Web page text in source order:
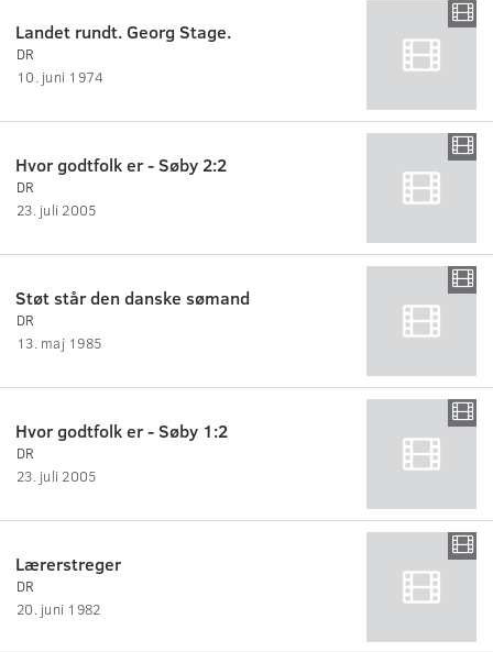
Landet rundt. Georg Stage.
DR
10. juni 1974
Hvor godtfolk er - Søby 2:2
DR
23. juli 2005
Støt står den danske sømand
DR
13. maj 1985
Hvor godtfolk er - Søby 1:2
DR
23. juli 2005
Lærerstreger
DR
20. juni 1982